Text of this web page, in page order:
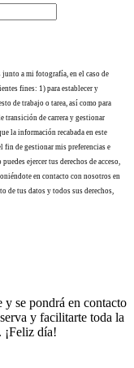
junto a mi fotografía, en el caso de
fines: 1) para establecer y
de trabajo o tarea, así como para
transición de carrera y gestionar
la información recabada en este
de gestionar mis preferencias e
ejercer tus derechos de acceso,
en contacto con nosotros en
de tus datos y todos sus derechos,
se pondrá en contacto
y facilitarte toda la
¡Feliz día!